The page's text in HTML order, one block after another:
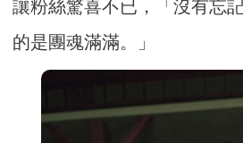
讓粉絲驚喜不已，「沒有忘
的是團魂滿滿。」